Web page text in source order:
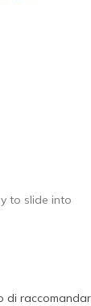
true to size
to slide into
di